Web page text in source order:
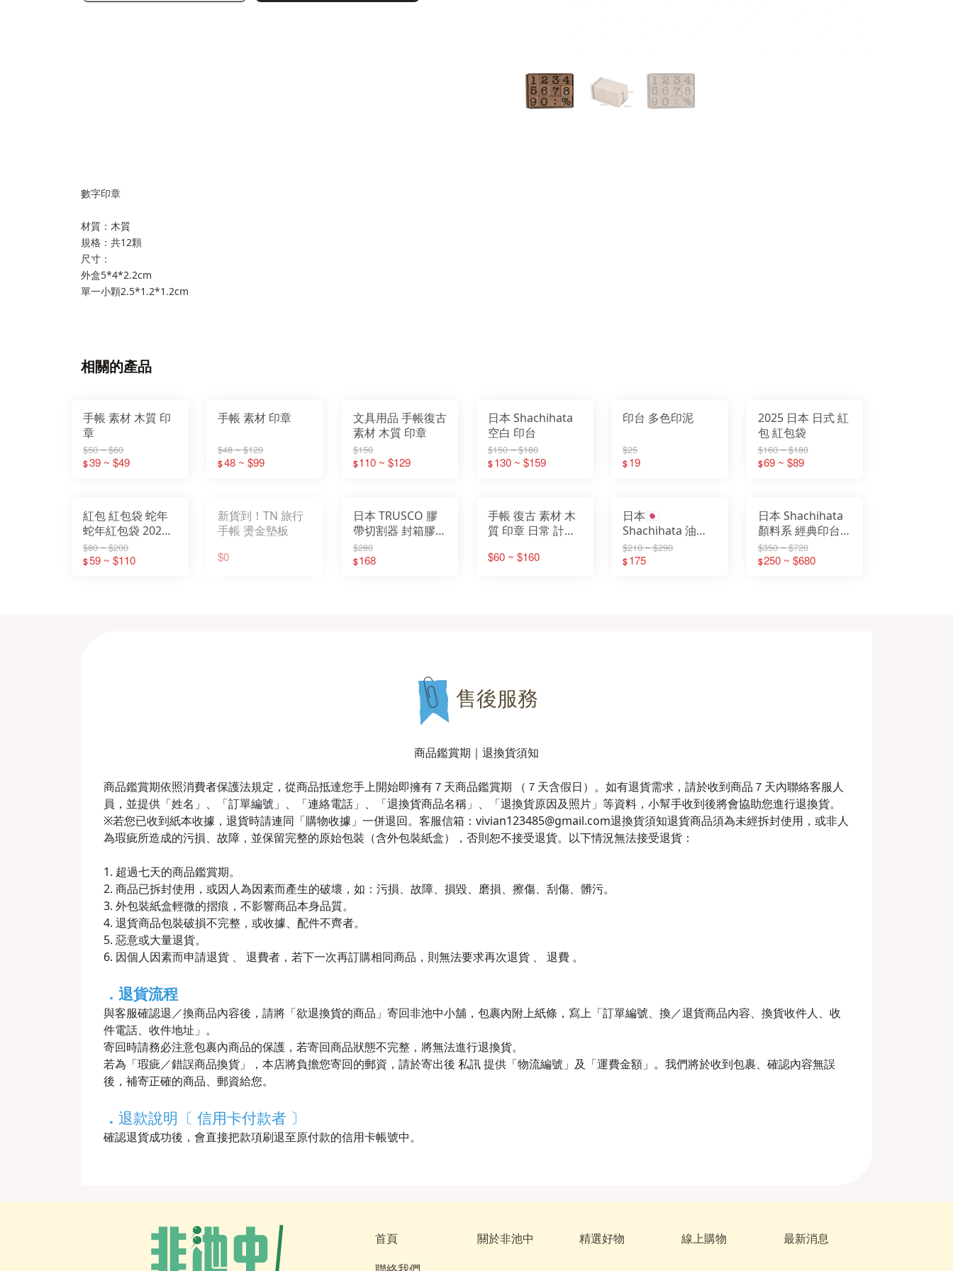
數字印章
材質：木質
規格：共12顆
尺寸：
外盒5*4*2.2cm
單一小顆2.5*1.2*1.2cm
相關的產品
手帳 素材 木質 印
章
$50 ~ $60
$39 ~ $49
手帳 素材 印章
$48 ~ $120
$48 ~ $99
文具用品 手帳復古
素材 木質 印章
$150
$110 ~ $129
日本 Shachihata
空白 印台
$150 ~ $180
$130 ~ $159
印台 多色印泥
$25
$19
2025 日本 日式 紅
包 紅包袋
$160 ~ $180
$69 ~ $89
紅包 紅包袋 蛇年
蛇年紅包袋 2025
三麗鷗 紅包袋燙金
紅包袋 新年 壓歲
$80 ~ $200
$59 ~ $110
新貨到！TN 旅行
手帳 燙金墊板
$0
日本 TRUSCO 膠
帶切割器 封箱膠帶
膠台 膠帶台 膠帶
切割器 封箱器 膠
$280
$168
手帳 復古 素材 木
質 印章 日常 計畫
章 日期 印章
$60 ~ $160
日本🇯🇵
Shachihata 油性
小型印台 HGN-1
$210 ~ $290
$175
日本 Shachihata
顏料系 經典印台
HGN-1 HGN-2
HGN-3 補充液 薄
$350 ~ $720
$250 ~ $680
售後服務
商品鑑賞期｜退換貨須知
商品鑑賞期依照消費者保護法規定，從商品抵達您手上開始即擁有７天商品鑑賞期 （７天含假日）。如有退貨需求，請於收到商品７天內聯絡客服人
員，並提供「姓名」、「訂單編號」、「連絡電話」、「退換貨商品名稱」、「退換貨原因及照片」等資料，小幫手收到後將會協助您進行退換貨。
※若您已收到紙本收據，退貨時請連同「購物收據」一併退回。客服信箱：vivian123485@gmail.com退換貨須知退貨商品須為未經拆封使用，或非人
為瑕疵所造成的污損、故障，並保留完整的原始包裝（含外包裝紙盒），否則恕不接受退貨。以下情況無法接受退貨：
1. 超過七天的商品鑑賞期。
2. 商品已拆封使用，或因人為因素而產生的破壞，如：污損、故障、損毀、磨損、擦傷、刮傷、髒污。
3. 外包裝紙盒輕微的摺痕，不影響商品本身品質。
4. 退貨商品包裝破損不完整，或收據、配件不齊者。
5. 惡意或大量退貨。
6. 因個人因素而申請退貨 、 退費者，若下一次再訂購相同商品，則無法要求再次退貨 、 退費 。
．退貨流程
與客服確認退／換商品內容後，請將「欲退換貨的商品」寄回非池中小舖，包裹內附上紙條，寫上「訂單編號、換／退貨商品內容、換貨收件人、收
件電話、收件地址」。
寄回時請務必注意包裹內商品的保護，若寄回商品狀態不完整，將無法進行退換貨。
若為「瑕疵／錯誤商品換貨」，本店將負擔您寄回的郵資，請於寄出後 私訊 提供「物流編號」及「運費金額」。我們將於收到包裹、確認內容無誤
後，補寄正確的商品、郵資給您。
． 退款說明〔 信用卡付款者 〕
確認退貨成功後，會直接把款項刷退至原付款的信用卡帳號中。
首頁 關於非池中 精選好物 線上購物
最新消息